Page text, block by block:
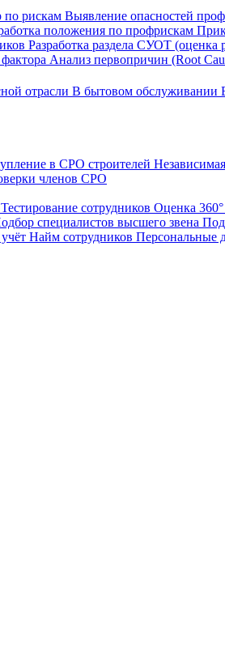
по рискам Выявление опасностей
положения по профрискам
Разработка раздела СУОТ (оценка
Анализ первопричин (Root
отрасли В бытовом обслуживании
в СРО строителей
членов СРО
Тестирование сотрудников Оценка 360°
специалистов высшего звена
Найм сотрудников Персональные